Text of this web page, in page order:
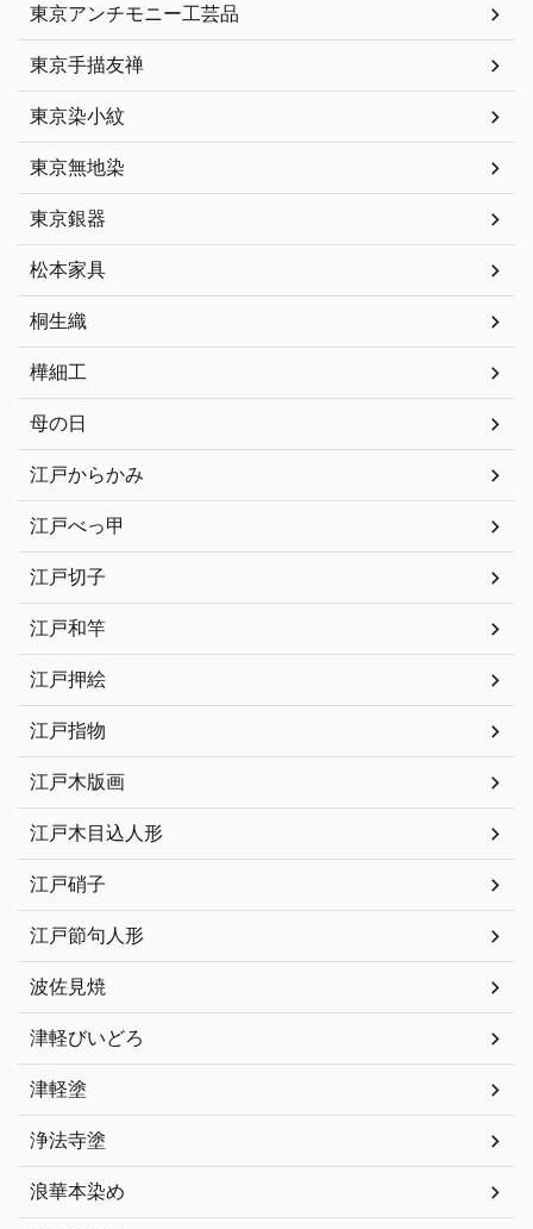
東京アンチモニー工芸品
東京手描友禅
東京染小紋
東京無地染
東京銀器
松本家具
桐生織
樺細工
母の日
江戸からかみ
江戸べっ甲
江戸切子
江戸和竿
江戸押絵
江戸指物
江戸木版画
江戸木目込人形
江戸硝子
江戸節句人形
波佐見焼
津軽びいどろ
津軽塗
浄法寺塗
浪華本染め